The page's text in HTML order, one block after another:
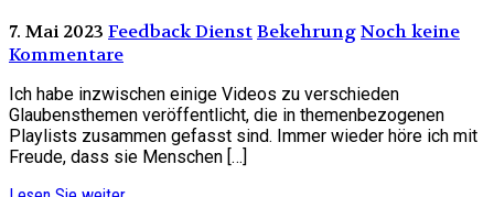
7. Mai 2023 Feedback DienstBekehrungNoch keine
Kommentare
Ich habe inzwischen einige Videos zu verschieden
Glaubensthemen veröffentlicht, die in themenbezogenen
Playlists zusammen gefasst sind. Immer wieder höre ich mit
Freude, dass sie Menschen […]